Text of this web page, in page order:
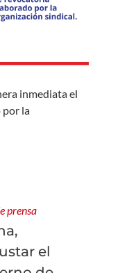
inmediata el
por la
prensa
el